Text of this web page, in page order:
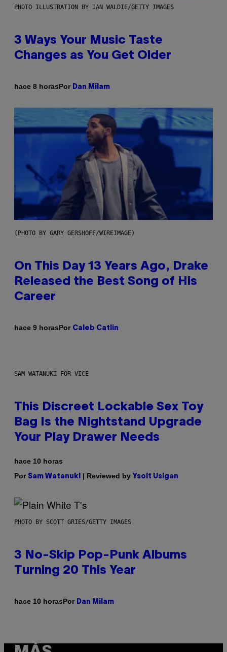
PHOTO ILLUSTRATION BY IAN WALDIE/GETTY IMAGES
3 Ways Your Music Taste
Changes as You Get Older
hace 8 horasPor Dan Milam
(PHOTO BY GARY GERSHOFF/WIREIMAGE)
On This Day 13 Years Ago, Drake
Released the Best Song of His
Career
hace 9 horasPor Caleb Catlin
SAM WATANUKI FOR VICE
This Discreet Lockable Sex Toy
Bag Is the Nightstand Upgrade
Your Play Drawer Needs
hace 10 horas
Por Sam Watanuki | Reviewed by Ysolt Usigan
PHOTO BY SCOTT GRIES/GETTY IMAGES
3 No-Skip Pop-Punk Albums
Turning 20 This Year
hace 10 horasPor Dan Milam